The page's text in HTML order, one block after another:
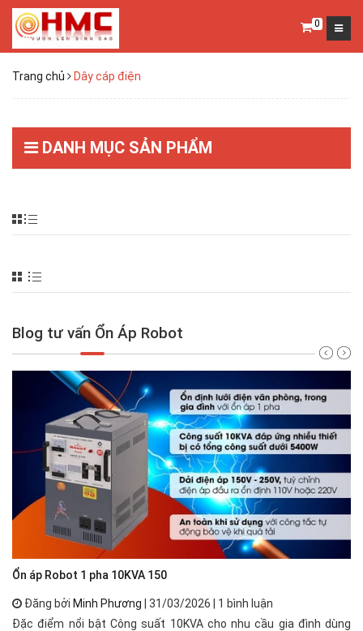
0
Trang chủ Dây cáp điện
DANH MỤC SẢN PHẨM
Blog tư vấn Ổn Áp Robot
Ổn áp Robot 1 pha 10KVA 150
Đăng bởi Minh Phương | 31/03/2026 | 1 bình luận
Đặc điểm nổi bật Công suất 10KVA cho nhu cầu gia đình dùng